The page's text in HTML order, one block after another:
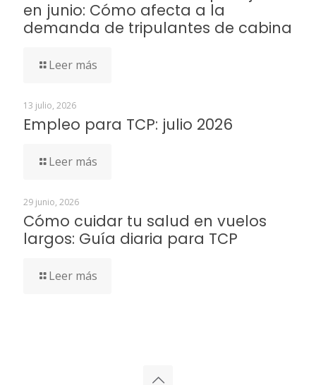
en junio: Cómo afecta a la
demanda de tripulantes de cabina
Leer más
13 julio, 2026
Empleo para TCP: julio 2026
Leer más
29 junio, 2026
Cómo cuidar tu salud en vuelos
largos: Guía diaria para TCP
Leer más